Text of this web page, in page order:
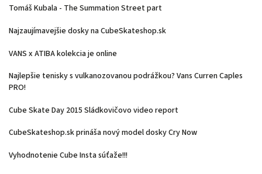
Tomáš Kubala - The Summation Street part
Najzaujímavejšie dosky na CubeSkateshop.sk
VANS x ATIBA kolekcia je online
Najlepšie tenisky s vulkanozovanou podrážkou? Vans Curren Caples
PRO!
Cube Skate Day 2015 Sládkovičovo video report
CubeSkateshop.sk prináša nový model dosky Cry Now
Vyhodnotenie Cube Insta súťaže!!!